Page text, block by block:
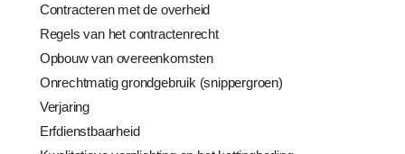
Contracteren met de overheid
Regels van het contractenrecht
Opbouw van overeenkomsten
Onrechtmatig grondgebruik (snippergroen)
Verjaring
Erfdienstbaarheid